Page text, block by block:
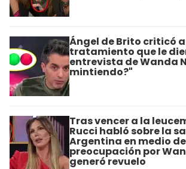
Ángel de Brito criticó
tratamiento que le
entrevista de Wanda
mintiendo?"
Tras vencer a la
Rucci habló sobre la
Argentina en medio
preocupación por
generó revuelo